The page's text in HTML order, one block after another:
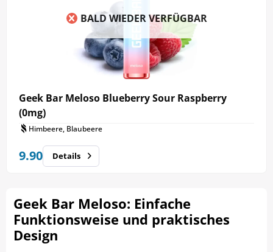
BALD WIEDER VERFÜGBAR
Geek Bar Meloso Blueberry Sour Raspberry
(0mg)
Himbeere, Blaubeere
9.90 Details
Geek Bar Meloso: Einfache
Funktionsweise und praktisches
Design